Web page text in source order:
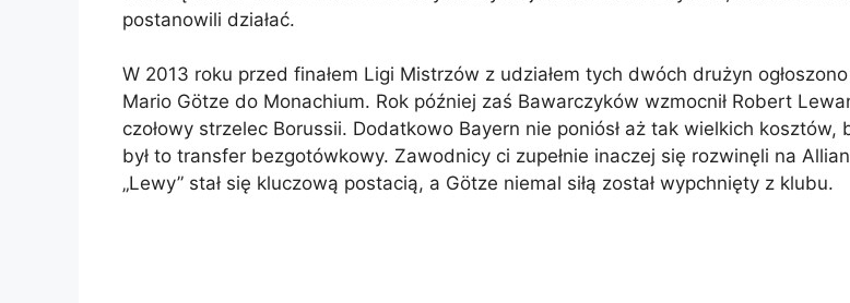
postanowili działać.
W 2013 roku przed finałem Ligi Mistrzów z udziałem tych dwóch drużyn
Mario Götze do Monachium. Rok później zaś Bawarczyków wzmocnił Robert
czołowy strzelec Borussii. Dodatkowo Bayern nie poniósł aż tak wielkich kosztów,
był to transfer bezgotówkowy. Zawodnicy ci zupełnie inaczej się rozwinęli na
„Lewy” stał się kluczową postacią, a Götze niemal siłą został wypchnięty z klubu.